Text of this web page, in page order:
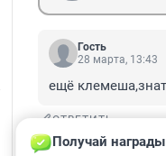
Гость
28 марта, 13:43
ещё
ОТВЕТИТЬ
Гость
Получай